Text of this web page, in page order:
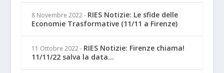
8 Novembre 2022 - RIES Notizie: Le sfide delle
Economie Trasformative (11/11 a Firenze)
11 Ottobre 2022 - RIES Notizie: Firenze chiama!
11/11/22 salva la data...